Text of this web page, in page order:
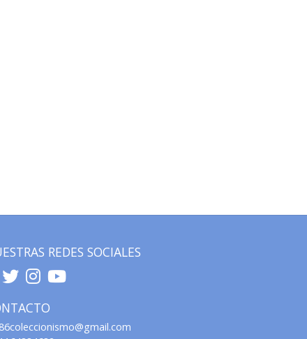
REDES SOCIALES
86coleccionismo@gmail.com